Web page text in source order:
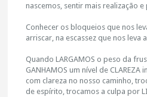
nascemos, sentir mais realização
Conhecer os bloqueios que nos
arriscar, na escassez que nos leva
Quando LARGAMOS o peso da
GANHAMOS um nível de CLAREZA
com clareza no nosso caminho,
de espírito, trocamos a culpa por